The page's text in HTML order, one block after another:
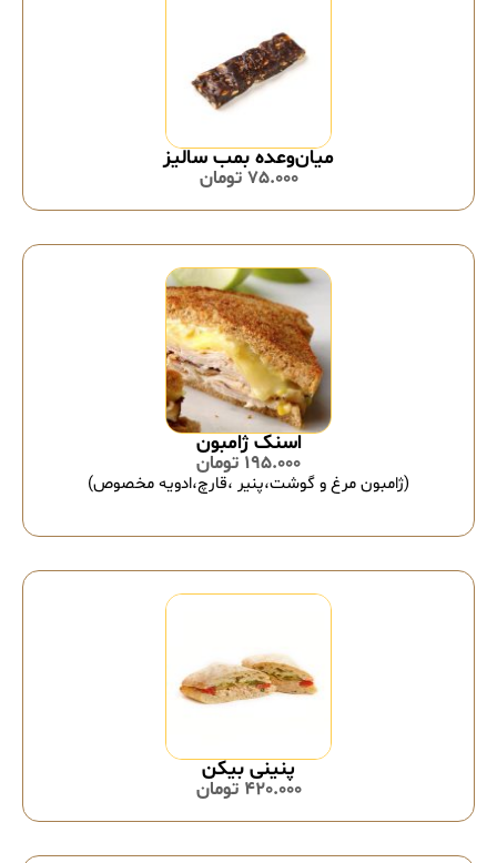
میان‌وعده بمب سالیز
75.000 تومان
اسنک ژامبون
195.000 تومان
(ژامبون مرغ و گوشت،پنیر ،قارچ،ادویه مخصوص)
پنینی بیکن
420.000 تومان